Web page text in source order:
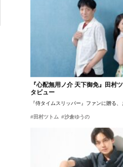
『心配無用ノ介 天下御免』田村
タビュー
『侍タイムスリッパー』ファンに贈る
#田村ツトム #沙倉ゆうの